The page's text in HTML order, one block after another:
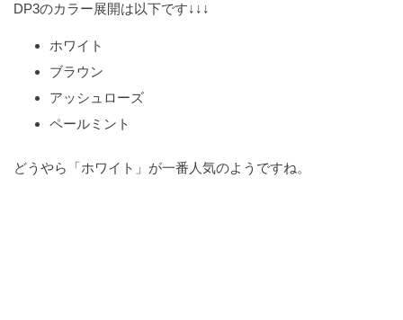
DP3のカラー展開は以下です↓↓↓
ホワイト
ブラウン
アッシュローズ
ペールミント
どうやら「ホワイト」が一番人気のようですね。